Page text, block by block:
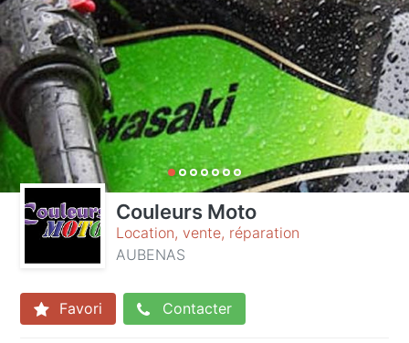
Couleurs Moto
Location, vente, réparation
AUBENAS
Favori Contacter